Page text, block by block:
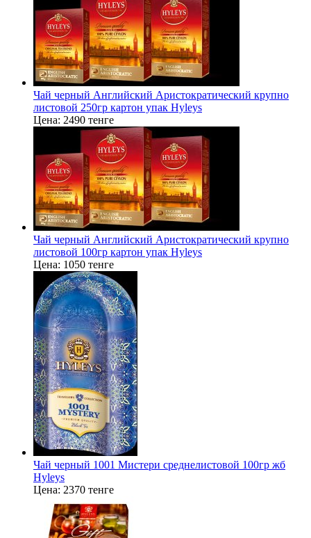
Чай черный Английский Аристократический крупно
листовой 250гр картон упак Hyleys
Цена: 2490 тенге
Чай черный Английский Аристократический крупно
листовой 100гр картон упак Hyleys
Цена: 1050 тенге
Чай черный 1001 Мистери среднелистовой 100гр жб
Hyleys
Цена: 2370 тенге